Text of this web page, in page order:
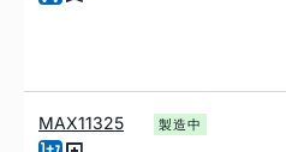
MAX11325 製造中